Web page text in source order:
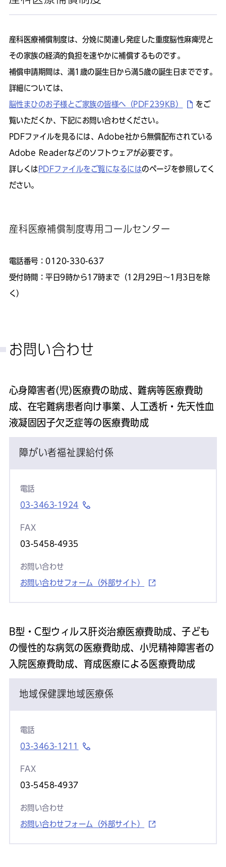
産科医療補償制度は、分娩に関連し発症した重度脳性麻痺児と
その家族の経済的負担を速やかに補償するものです。
補償申請期間は、満1歳の誕生日から満5歳の誕生日までです。
詳細については、
脳性まひのお子様とご家族の皆様へ（PDF239KB）
をご
覧いただくか、下記にお問い合わせください。
PDFファイルを見るには、Adobe社から無償配布されている
Adobe Readerなどのソフトウェアが必要です。
詳しくは PDFファイルをご覧になるにはのページを参照してく
ださい。
産科医療補償制度専用コールセンター
電話番号：0120-330-637
受付時間：平日9時から17時まで（12月29日～1月3日を除
く）
お問い合わせ
心身障害者(児)医療費の助成、難病等医療費助
成、在宅難病患者向け事業、人工透析・先天性血
液凝固因子欠乏症等の医療費助成
障がい者福祉課給付係
電話
03-3463-1924
FAX
03-5458-4935
お問い合わせ
お問い合わせフォーム（外部サイト）
B型・C型ウィルス肝炎治療医療費助成、子ども
の慢性的な病気の医療費助成、小児精神障害者の
入院医療費助成、育成医療による医療費助成
地域保健課地域医療係
電話
03-3463-1211
FAX
03-5458-4937
お問い合わせ
お問い合わせフォーム（外部サイト）